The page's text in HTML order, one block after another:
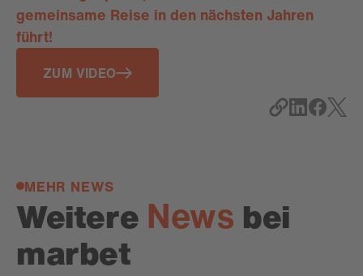
gemeinsame Reise in den nächsten Jahren
führt!
ZUM VIDEO
MEHR NEWS
Weitere News bei
marbet